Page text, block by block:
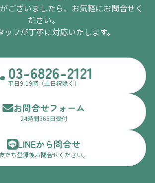
ございましたら、お気軽にお問合せく
ださい。
ッフが丁寧に対応いたします。
03-6826-2121
平日9-19時（土日祝除く）
お問合せフォーム
24時間365日受付
LINEから問合せ
だち登録後お問合せください。